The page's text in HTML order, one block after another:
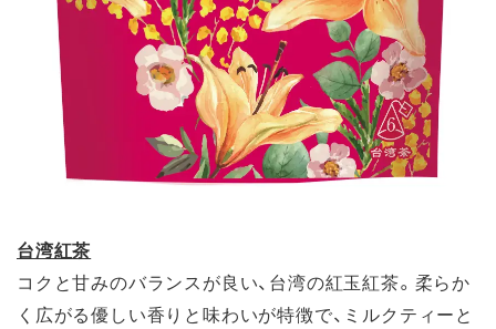
台湾紅茶
コクと甘みのバランスが良い、台湾の紅玉紅茶。柔らか
く広がる優しい香りと味わいが特徴で、ミルクティーと